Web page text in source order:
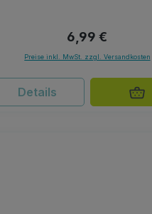
Regulärer Preis:
6,99 €
Preise inkl. MwSt. zzgl. Versandkosten
Details